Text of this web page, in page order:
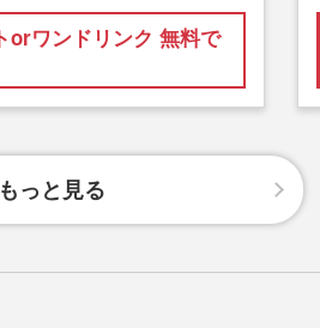
orワンドリンク 無料で
もっと見る